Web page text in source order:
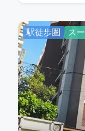
駅徒歩圏 ス